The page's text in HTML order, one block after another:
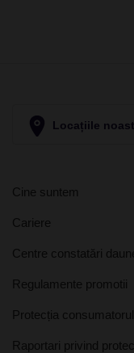
Locațiile
Cine suntem
Cariere
Centre constatări
Regulamente promotii
Protecția
Raportari privind